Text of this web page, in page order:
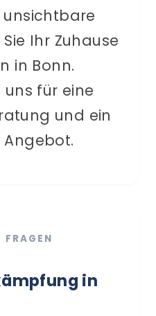
unsichtbare
Ihr Zuhause
in Bonn.
uns für eine
und ein
FRAGEN
in